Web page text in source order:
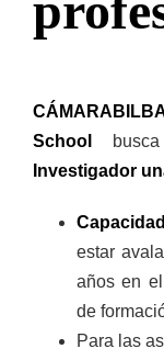
Acceso Aula Virtual
School
Investigador
estar
años en
de
Para las